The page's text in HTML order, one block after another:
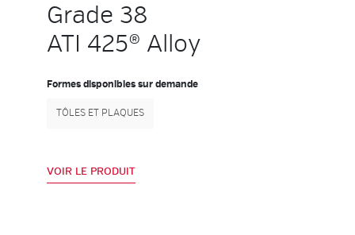
Grade 38
ATI 425® Alloy
Formes disponibles sur demande
TÔLES ET PLAQUES
VOIR LE PRODUIT